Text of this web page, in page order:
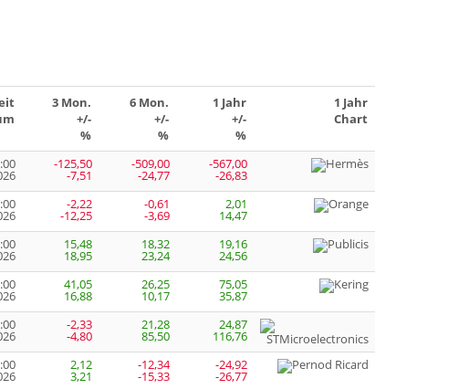
3 Mon.
+/-
%
6 Mon.
+/-
%
1 Jahr
+/-
%
1 Jahr
Chart
-125,50
-7,51
-509,00
-24,77
-567,00
-26,83
-2,22
-12,25
-0,61
-3,69
2,01
14,47
15,48
18,95
18,32
23,24
19,16
24,56
41,05
16,88
26,25
10,17
75,05
35,87
-2,33
-4,80
21,28
85,50
24,87
116,76
2,12
3,21
-12,34
-15,33
-24,92
-26,77